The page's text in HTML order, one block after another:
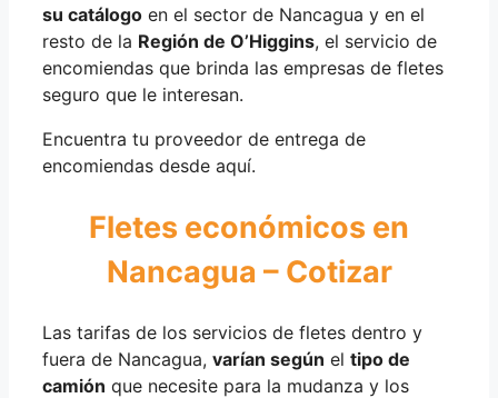
su catálogo en el sector de Nancagua y en el
resto de la Región de O’Higgins, el servicio de
encomiendas que brinda las empresas de fletes
seguro que le interesan.
Encuentra tu proveedor de entrega de
encomiendas desde aquí.
Fletes económicos en
Nancagua – Cotizar
Las tarifas de los servicios de fletes dentro y
fuera de Nancagua, varían según el tipo de
camión que necesite para la mudanza y los